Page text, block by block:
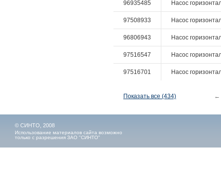
96935485 Насос
97508933 Насос
96806943 Насос
97516547 Насос
97516701 Насос
Показать все (434) ←
© СИНТО, 2008
Использование материалов сайта возможно
только с разрешения ЗАО "СИНТО"